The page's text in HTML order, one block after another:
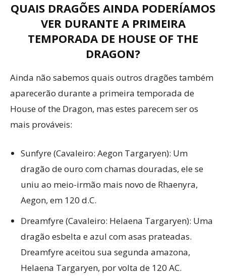
QUAIS DRAGÕES AINDA PODERÍAMOS
VER DURANTE A PRIMEIRA
TEMPORADA DE HOUSE OF THE
DRAGON?
Ainda não sabemos quais outros dragões também
aparecerão durante a primeira temporada de
House of the Dragon, mas estes parecem ser os
mais prováveis:
Sunfyre (Cavaleiro: Aegon Targaryen): Um
dragão de ouro com chamas douradas, ele se
uniu ao meio-irmão mais novo de Rhaenyra,
Aegon, em 120 d.C.
Dreamfyre (Cavaleiro: Helaena Targaryen): Uma
dragão esbelta e azul com asas prateadas.
Dreamfyre aceitou sua segunda amazona,
Helaena Targaryen, por volta de 120 AC.